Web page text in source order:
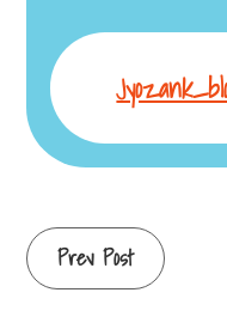
Continue
Prev Post